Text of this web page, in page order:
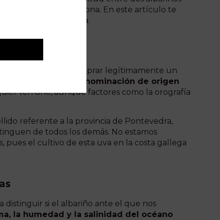
ser en la misma zona. En este artículo te
sin leer la etiqueta.
también podrías comprar legítimamente un
denominación de origen
terruño, aunque factores como la orografía
referente a la provincia de Pontevedra,
de todos los demás. No estamos
pues el cultivo de esta uva en la costa gallega
distinguir si el albariño ante el que nos
la humedad y la salinidad del océano